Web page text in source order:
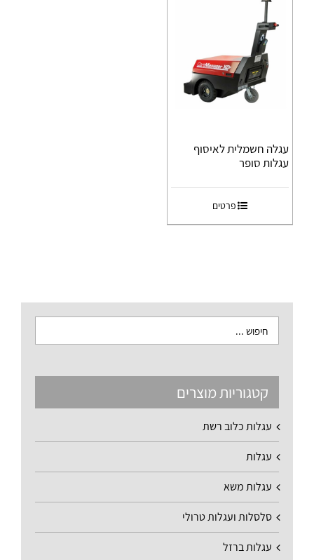
עגלה חשמלית לאיסוף
עגלות סופר
פרטים
קטגוריות מוצרים
עגלות כלוב רשת
עגלות
עגלות משא
סלסלות ועגלות טרולי
עגלות ברזל